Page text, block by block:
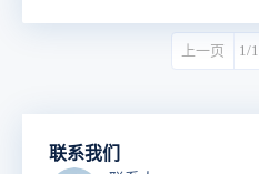
上一页 1/1
联系我们